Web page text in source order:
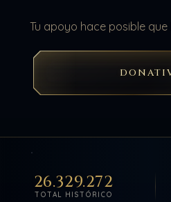
Tu apoyo hace posible
TOTAL HISTÓRICO
26.329.272